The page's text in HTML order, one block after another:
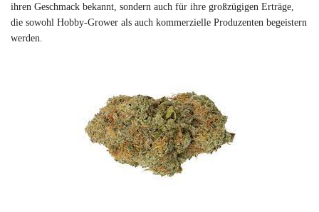
ihren Geschmack bekannt, sondern auch für ihre großzügigen Erträge,
die sowohl Hobby-Grower als auch kommerzielle Produzenten begeistern
werden.